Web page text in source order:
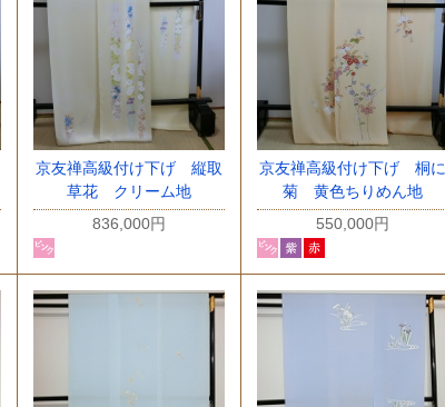
京友禅高級付け下げ 縦取
草花 クリーム地
836,000円
京友禅高級付け下げ 桐に
菊 黄色ちりめん地
550,000円